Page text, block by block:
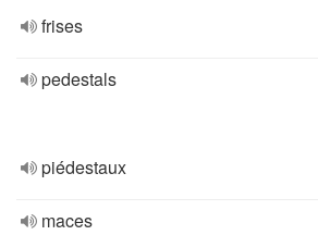
frises
pedestals
piédestaux
maces